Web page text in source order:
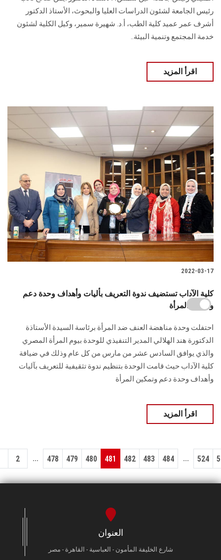
رئيس الجامعة لشئون الدراسات العليا والبحوث، الأستاذ الدكتور
أشرف عمر عميد كلية الطب، أ.د. شهيرة سمير، وكيل الكلية لشئون
خدمة المجتمع وتنمية البيئة..
اقرأ المزيد
2022-03-17
كلية الآداب تستضيف ندوة التعريف بأليات وأهداف وحدة دعم
وتمكين المرأة
احتفلت وحدة مناهضة العنف ضد المرأة برئاسة السيدة الأستاذة
الدكتورة هند الهلالي المدير التنفيذي للوحدة بيوم المرأة المصري
والذي يوافق السادس عشر من مارس من كل عام وذلك في ضيافة
كلية الآداب حيث قامت الوحدة بتنظيم ندوة تثقيفية للتعريف بآليات
وأهداف وحدة دعم وتمكين المرأة
اقرأ المزيد
2 ... 478 479 480 481 482 483 484 ... 524
العنوان
شارع الخليفة المأمون - العباسية - القاهرة - مصر